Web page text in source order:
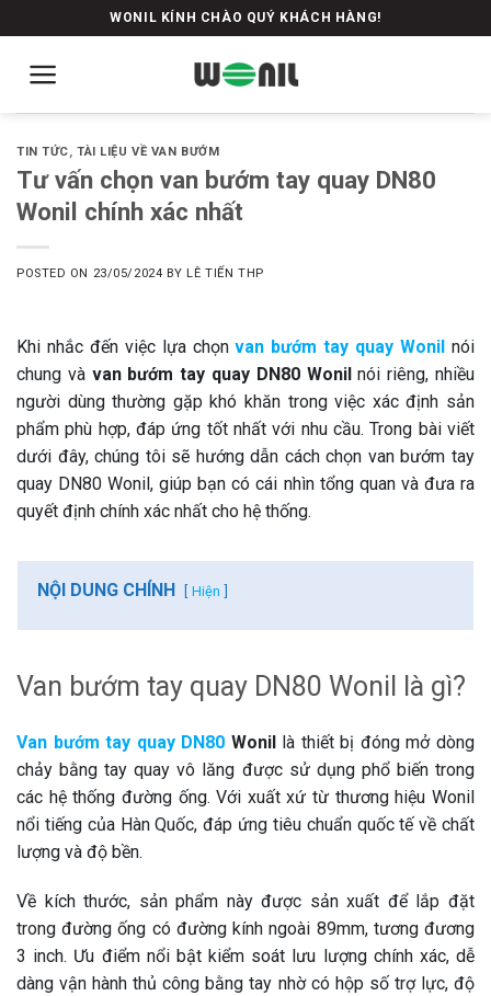
to
content
WONIL KÍNH CHÀO QUÝ KHÁCH HÀNG!
TIN TỨC,TÀI LIỆU VỀ VAN BƯỚM
Tư vấn chọn van bướm tay quay DN80
Wonil chính xác nhất
POSTED ON 23/05/2024 BY LÊ TIẾN THP
Khi nhắc đến việc lựa chọnvan bướm tay quay Wonil nói
chung và van bướm tay quay DN80 Wonilnói riêng, nhiều
người dùng thường gặp khó khăn trong việc xác định sản
phẩm phù hợp, đáp ứng tốt nhất với nhu cầu. Trong bài viết
dưới đây, chúng tôi sẽ hướng dẫn cách chọn van bướm tay
quay DN80 Wonil, giúp bạn có cái nhìn tổng quan và đưa ra
quyết định chính xác nhất cho hệ thống.
NỘI DUNG CHÍNH Hiện
Van bướm tay quay DN80 Wonil là gì?
Van bướm tay quay DN80 Wonillà thiết bị đóng mở dòng
chảy bằng tay quay vô lăng được sử dụng phổ biến trong
các hệ thống đường ống. Với xuất xứ từ thương hiệu Wonil
nổi tiếng của Hàn Quốc, đáp ứng tiêu chuẩn quốc tế về chất
lượng và độ bền.
Về kích thước, sản phẩm này được sản xuất để lắp đặt
trong đường ống có đường kính ngoài 89mm, tương đương
3 inch. Ưu điểm nổi bật kiểm soát lưu lượng chính xác, dễ
dàng vận hành thủ công bằng tay nhờ có hộp số trợ lực, độ